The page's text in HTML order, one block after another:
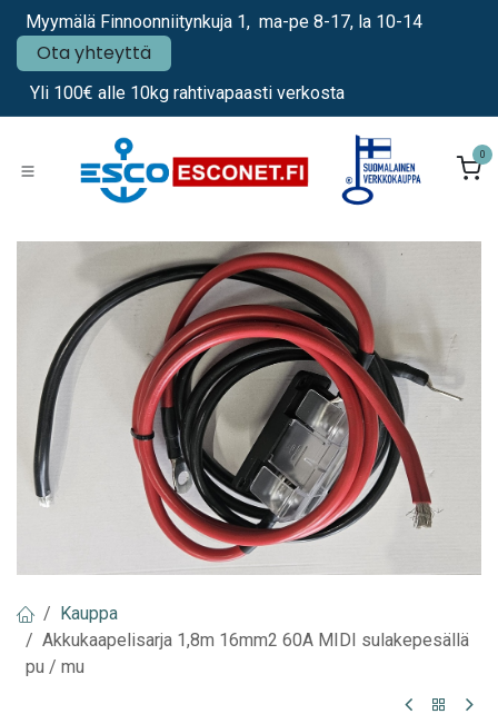
Siirry sisältöön
Myymälä Finnoonniitynkuja 1, ma-pe 8-17, la 10-14
Ota yhteyttä
Yli 100€ alle 10kg rahtivapaasti verkosta
0
Kauppa
Akkukaapelisarja 1,8m 16mm2 60A MIDI sulakepesällä
pu / mu